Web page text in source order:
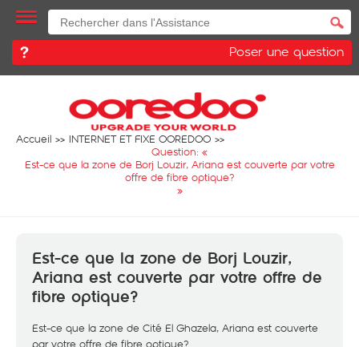
Poser une question
Accueil
INTERNET ET FIXE OOREDOO
Question: «
Est-ce que la zone de Borj Louzir, Ariana est couverte par votre
offre de fibre optique?
»
Est-ce que la zone de Borj Louzir,
Ariana est couverte par votre offre de
fibre optique?
Est-ce que la zone de Cité El Ghazela, Ariana est couverte
par votre offre de fibre optique?